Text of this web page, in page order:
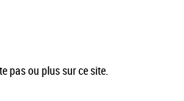
pas ou plus sur ce site.